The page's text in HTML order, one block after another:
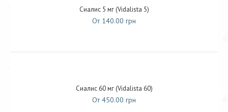
Сиалис 5 мг (Vidalista 5)
От 140.00 грн
Сиалис 60 мг (Vidalista 60)
От 450.00 грн